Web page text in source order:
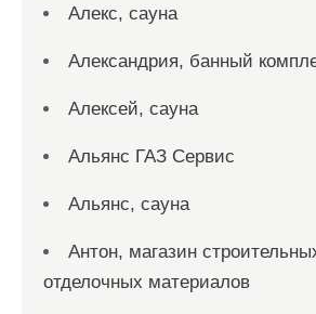
Алекс, сауна
Александрия, банный
Алексей, сауна
Альянс ГАЗ Сервис
Альянс, сауна
Антон, магазин
отделочных материалов